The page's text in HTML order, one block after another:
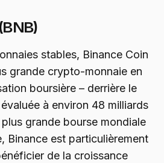
stables, Binance Coin
grande crypto-monnaie en
boursière – derrière le
à environ 48 milliards
grande bourse mondiale
Binance est particulièrement
de la croissance